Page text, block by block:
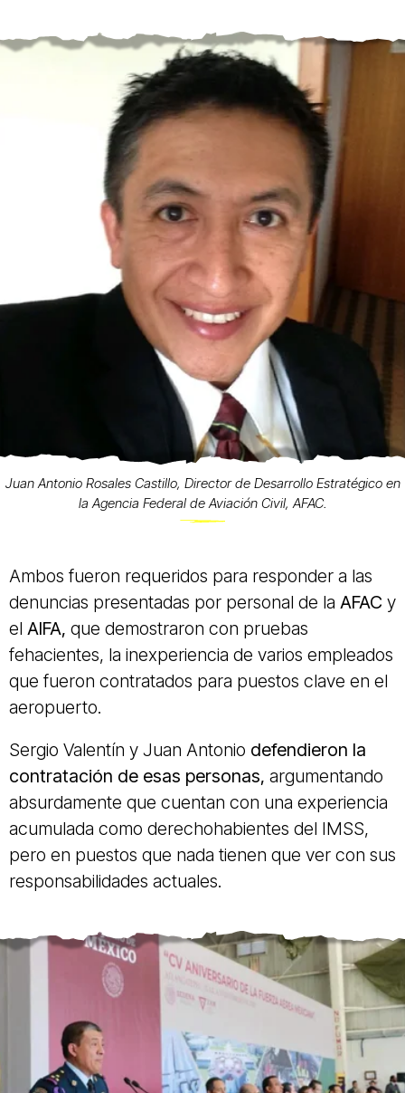
Juan Antonio Rosales Castillo, Director de Desarrollo Estratégico en
la Agencia Federal de Aviación Civil, AFAC.
Ambos fueron requeridos para responder a las
denuncias presentadas por personal de la AFAC y
el AIFA, que demostraron con pruebas
fehacientes, la inexperiencia de varios empleados
que fueron contratados para puestos clave en el
aeropuerto.
Sergio Valentín y Juan Antonio defendieron la
contratación de esas personas, argumentando
absurdamente que cuentan con una experiencia
acumulada como derechohabientes del IMSS,
pero en puestos que nada tienen que ver con sus
responsabilidades actuales.